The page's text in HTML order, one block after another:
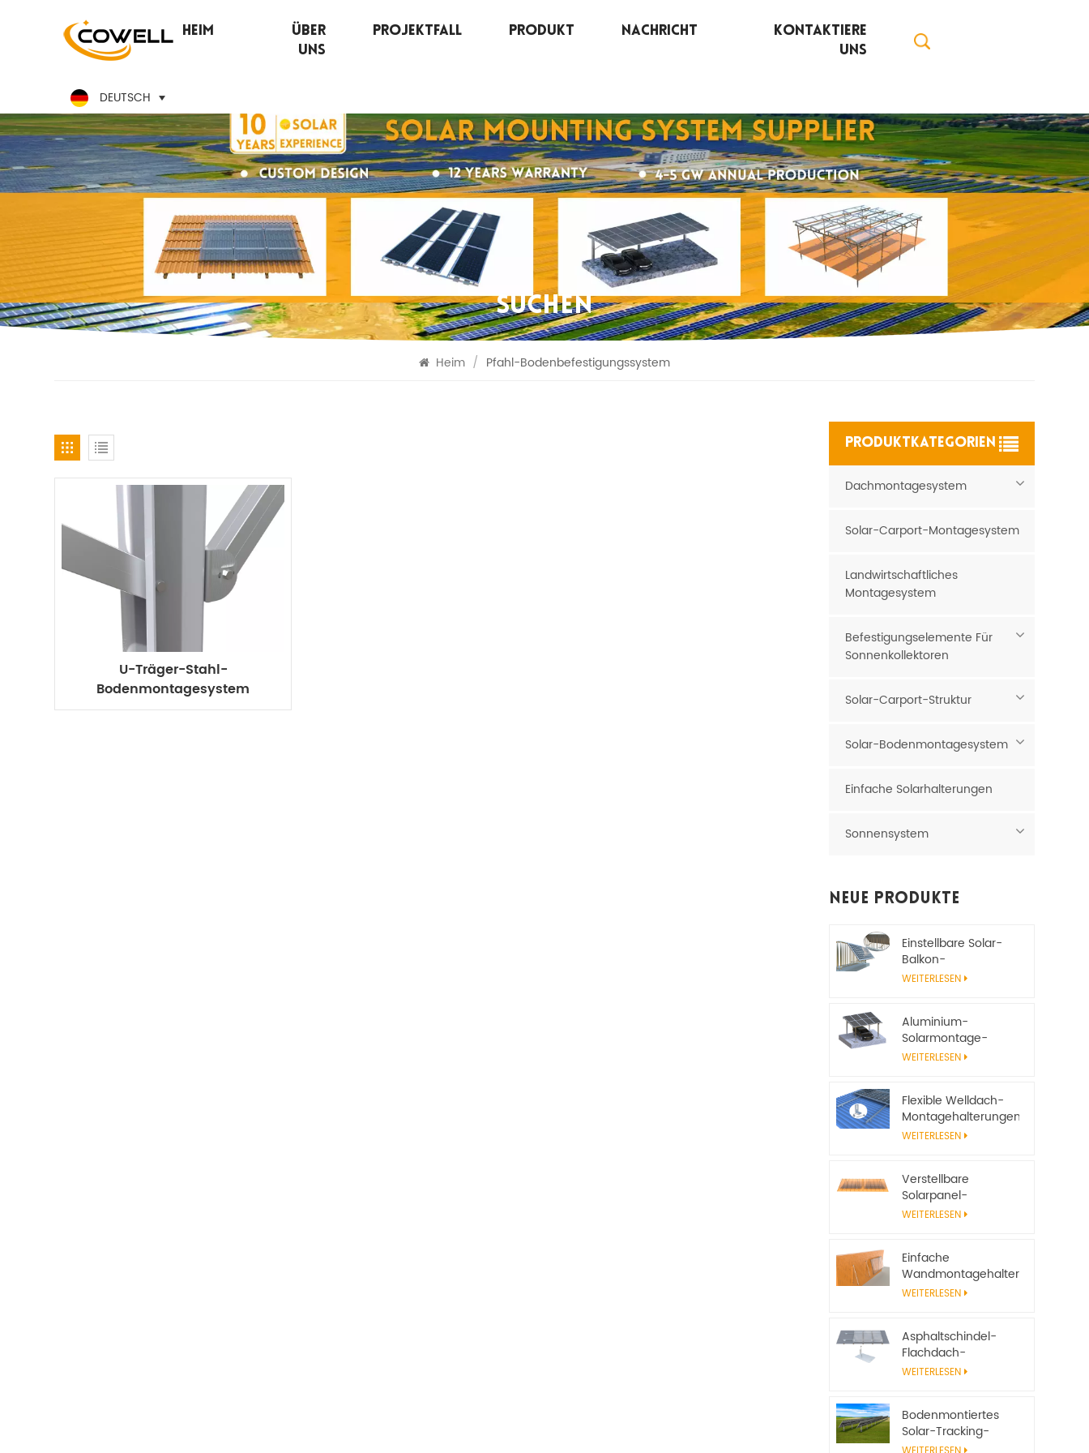
Heim
Über
Uns
Projektfall Produkt Nachricht
Kontaktiere
Uns
DEUTSCH
SUCHEN
Heim / Pfahl-Bodenbefestigungssystem
U-Träger-Stahl-
Bodenmontagesystem
PRODUKTKATEGORIEN
Dachmontagesystem
Solar-Carport-Montagesystem
Landwirtschaftliches
Montagesystem
Befestigungselemente Für
Sonnenkollektoren
Solar-Carport-Struktur
Solar-Bodenmontagesystem
Einfache Solarhalterungen
Sonnensystem
Neue Produkte
Einstellbare Solar-
Balkon-
Montagehalterung
WEITERLESEN
Aluminium-
Solarmontage-
Carport-System
WEITERLESEN
Flexible Welldach-
Montagehalterungen
für Solarmodule
WEITERLESEN
Verstellbare
Solarpanel-
Neigungshalterungen
Solarsysteme
WEITERLESEN
Einfache
Wandmontagehalterungen
aus Aluminium für
WEITERLESEN
Asphaltschindel-
Flachdach-
Solarpanel-
WEITERLESEN
Bodenmontiertes
Solar-Tracking-
System, verstellbarer